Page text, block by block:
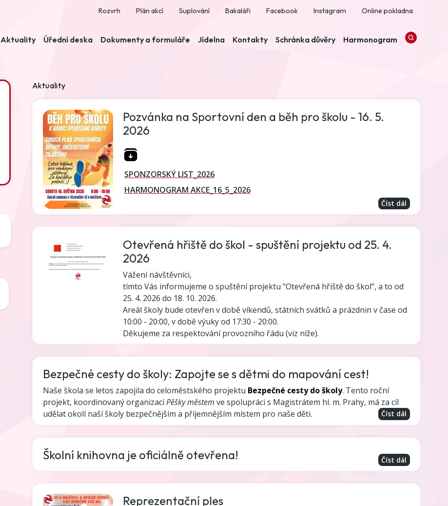
Rozvrh Plán akcí Suplování Bakaláři Facebook Instagram Online pokladna
Aktuality Úřední deska Dokumenty a formuláře Jídelna Kontakty Schránka důvěry Harmonogram
Aktuality
Pozvánka na Sportovní den a běh pro školu - 16. 5.
2026
SPONZORSKÝ LIST_2026
HARMONOGRAM AKCE_16_5_2026
Číst dál
Otevřená hřiště do škol - spuštění projektu od 25. 4.
2026
Vážení návštěvníci,
tímto Vás informujeme o spuštění projektu "Otevřená hřiště do škol", a to od
25. 4. 2026 do 18. 10. 2026.
Areál školy bude otevřen v době víkendů, státních svátků a prázdnin v čase od
10:00 - 20:00, v době výuky od 17:30 - 20:00.
Děkujeme za respektování provozního řádu (viz níže).
Bezpečné cesty do školy: Zapojte se s dětmi do mapování cest!
Naše škola se letos zapojila do celoměstského projektu Bezpečné cesty do školy. Tento roční
projekt, koordinovaný organizacíPěšky městem ve spolupráci s Magistrátem hl. m. Prahy, má za cíl
udělat okolí naší školy bezpečnějším a příjemnějším místem pro naše děti.
Číst dál
Školní knihovna je oficiálně otevřena! Číst dál
Reprezentační ples